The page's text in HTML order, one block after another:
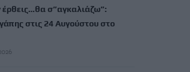
έρθεις…θα σ”αγκαλιάζω”:
στις 24 Αυγούστου στο